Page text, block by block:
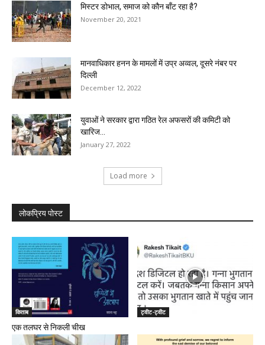
मिस्टर डोभाल, समाज को कौन बाँट रहा है?
November 20, 2021
मानवाधिकार हनन के मामलों में उप्र अव्वल, दूसरे नंबर पर
दिल्ली
December 12, 2022
युवाओं ने सरकार द्वारा गठित रेल अफसरों की कमिटी को
खारिज...
January 27, 2022
Load more
लोकप्रिय पोस्ट
किताब
एक तलघर से निकली चीख
ट्वीट-ट्वीट